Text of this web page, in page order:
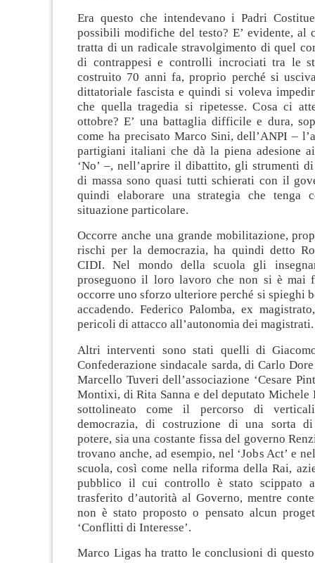
Era questo che intendevano i Padri
possibili modifiche del testo? E’ evidente, al
tratta di un radicale stravolgimento di quel
di contrappesi e controlli incrociati tra le
costruito 70 anni fa, proprio perché si
dittatoriale fascista e quindi si voleva
che quella tragedia si ripetesse. Cosa ci
ottobre? E’ una battaglia difficile e dura,
come ha precisato Marco Sini, dell’ANPI –
partigiani italiani che dà la piena adesione
‘No’ –, nell’aprire il dibattito, gli strumenti
di massa sono quasi tutti schierati con il
quindi elaborare una strategia che tenga
situazione particolare.
Occorre anche una grande mobilitazione,
rischi per la democrazia, ha quindi detto
CIDI. Nel mondo della scuola gli
proseguono il loro lavoro che non si è mai
occorre uno sforzo ulteriore perché si spieghi
accadendo. Federico Palomba, ex
pericoli di attacco all’autonomia dei magistrati.
Altri interventi sono stati quelli di
Confederazione sindacale sarda, di Carlo
Marcello Tuveri dell’associazione ‘Cesare
Montixi, di Rita Sanna e del deputato Michele
sottolineato come il percorso di
democrazia, di costruzione di una sorta
potere, sia una costante fissa del governo
trovano anche, ad esempio, nel ‘Jobs Act’ e
scuola, così come nella riforma della Rai,
pubblico il cui controllo è stato scippato
trasferito d’autorità al Governo, mentre
non è stato proposto o pensato alcun
‘Conflitti di Interesse’.
Marco Ligas ha tratto le conclusioni di